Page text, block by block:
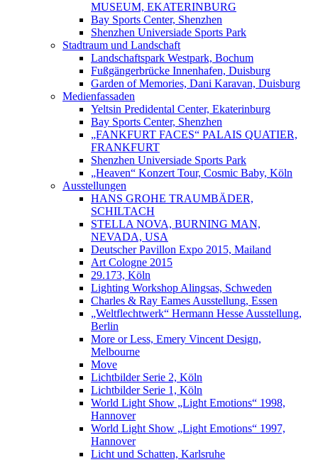
MUSEUM, EKATERINBURG
Bay Sports Center, Shenzhen
Shenzhen Universiade Sports Park
Stadtraum und Landschaft
Landschaftspark Westpark, Bochum
Fußgängerbrücke Innenhafen, Duisburg
Garden of Memories, Dani Karavan, Duisburg
Medienfassaden
Yeltsin Predidental Center, Ekaterinburg
Bay Sports Center, Shenzhen
„FANKFURT FACES“ PALAIS QUATIER,
FRANKFURT
Shenzhen Universiade Sports Park
„Heaven“ Konzert Tour, Cosmic Baby, Köln
Ausstellungen
HANS GROHE TRAUMBÄDER,
SCHILTACH
STELLA NOVA, BURNING MAN,
NEVADA, USA
Deutscher Pavillon Expo 2015, Mailand
Art Cologne 2015
29.173, Köln
Lighting Workshop Alingsas, Schweden
Charles & Ray Eames Ausstellung, Essen
„Weltflechtwerk“ Hermann Hesse Ausstellung,
Berlin
More or Less, Emery Vincent Design,
Melbourne
Move
Lichtbilder Serie 2, Köln
Lichtbilder Serie 1, Köln
World Light Show „Light Emotions“ 1998,
Hannover
World Light Show „Light Emotions“ 1997,
Hannover
Licht und Schatten, Karlsruhe